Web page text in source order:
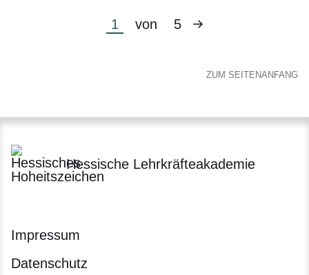
Aktuelle
1 von 5
Nächste
ZUM SEITENANFANG
Hessische Lehrkräfteakademie
Impressum
Datenschutz